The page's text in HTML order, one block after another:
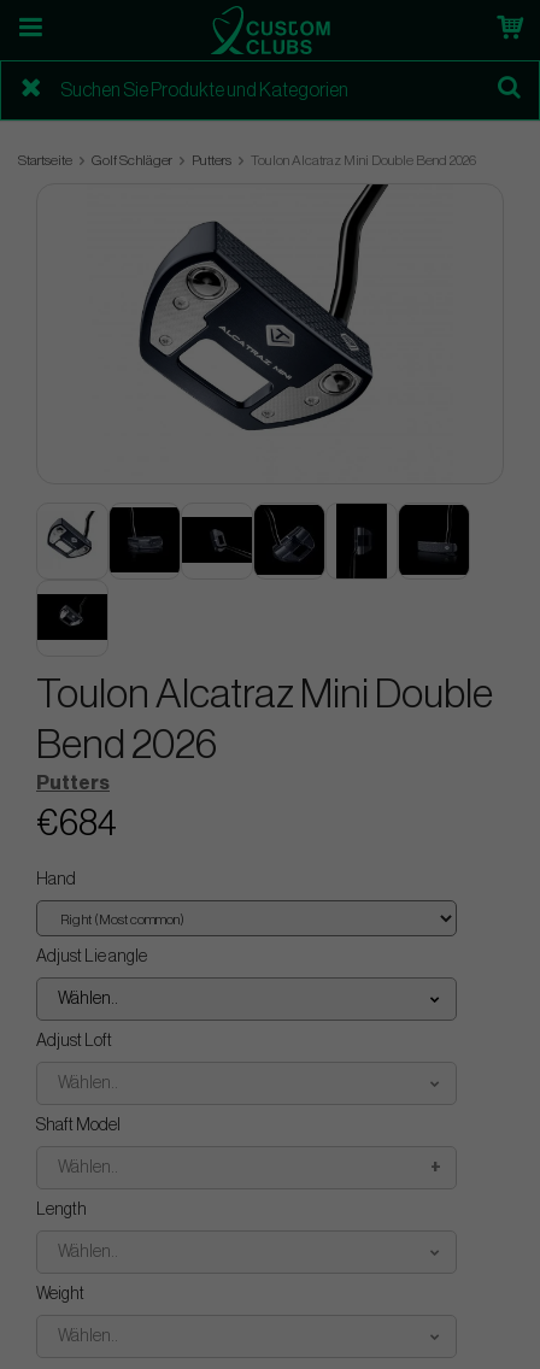
Startseite Golf Schläger Putters Toulon Alcatraz Mini Double Bend 2026
Toulon Alcatraz Mini Double
Bend 2026
Putters
€684
Hand
Adjust Lie angle
Wählen..
Adjust Loft
Wählen..
Shaft Model
Wählen..
Length
Wählen..
Weight
Wählen..